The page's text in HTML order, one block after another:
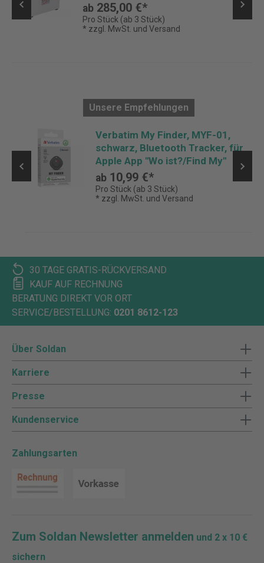
ab 285,00 €*
Pro Stück (ab 3 Stück)
* zzgl. MwSt. und Versand
Unsere Empfehlungen
Verbatim My Finder, MYF-01,
schwarz, Bluetooth Tracker, für
Apple App "Wo ist?/Find My"
ab 10,99 €*
Pro Stück (ab 3 Stück)
* zzgl. MwSt. und Versand
30 TAGE GRATIS-RÜCKVERSAND
KAUF AUF RECHNUNG
BERATUNG DIREKT VOR ORT
SERVICE/BESTELLUNG: 0201 8612-123
Über Soldan
Karriere
Presse
Kundenservice
Zahlungsarten
Zum Soldan Newsletter anmelden und 2 x 10 €
sichern